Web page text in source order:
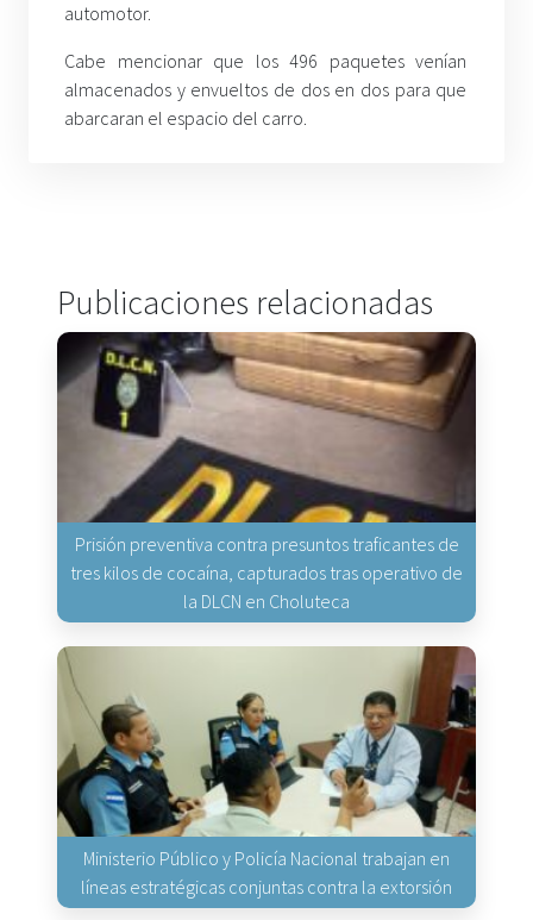
automotor.
Cabe mencionar que los 496 paquetes venían
almacenados y envueltos de dos en dos para que
abarcaran el espacio del carro.
Publicaciones relacionadas
Prisión preventiva contra presuntos traficantes de
tres kilos de cocaína, capturados tras operativo de
la DLCN en Choluteca
Ministerio Público y Policía Nacional trabajan en
líneas estratégicas conjuntas contra la extorsión